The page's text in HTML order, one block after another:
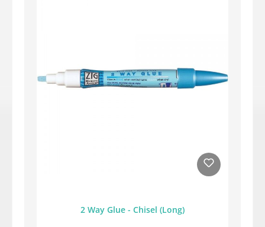
2 Way Glue - Chisel (Long)